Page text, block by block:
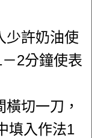
少許奶油使
2分鐘使表
切一刀，
填入作法1